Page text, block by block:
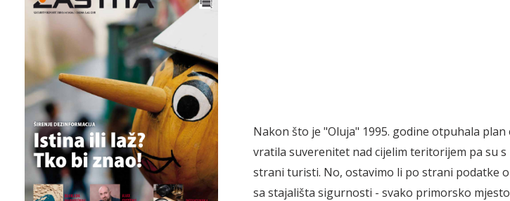
Nakon što je "Oluja" 1995. godine otpuhala
vratila suverenitet nad cijelim teritorijem pa su
strani turisti. No, ostavimo li po strani podatke
sa stajališta sigurnosti - svako primorsko